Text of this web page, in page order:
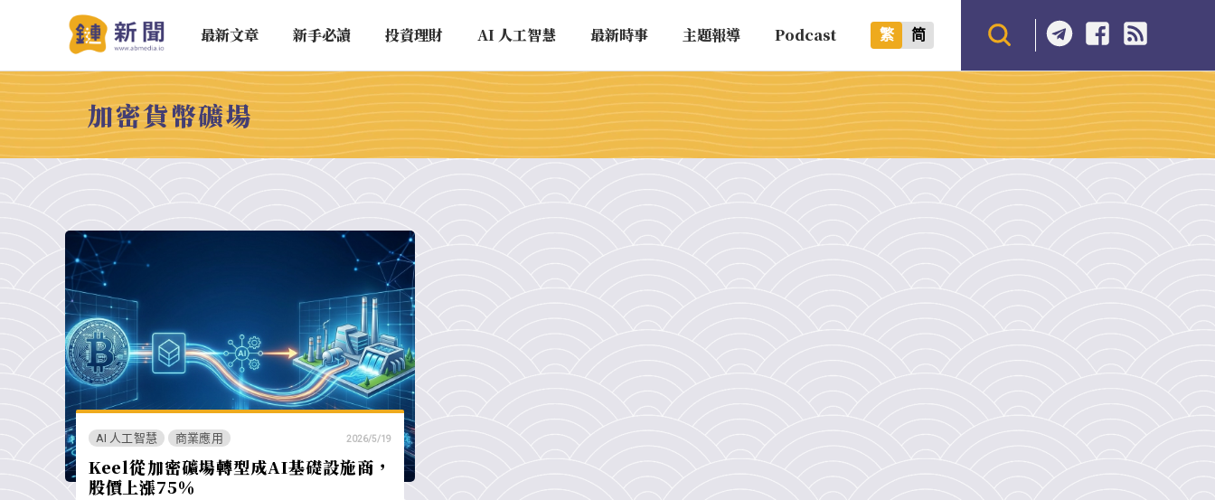
最新文章 新手必讀 投資理財 AI 人工智慧 最新時事 主題報導 Podcast 繁 简
加密貨幣礦場
AI 人工智慧 商業應用 2026/5/19
Keel從加密礦場轉型成AI基礎設施商，
股價上漲75％